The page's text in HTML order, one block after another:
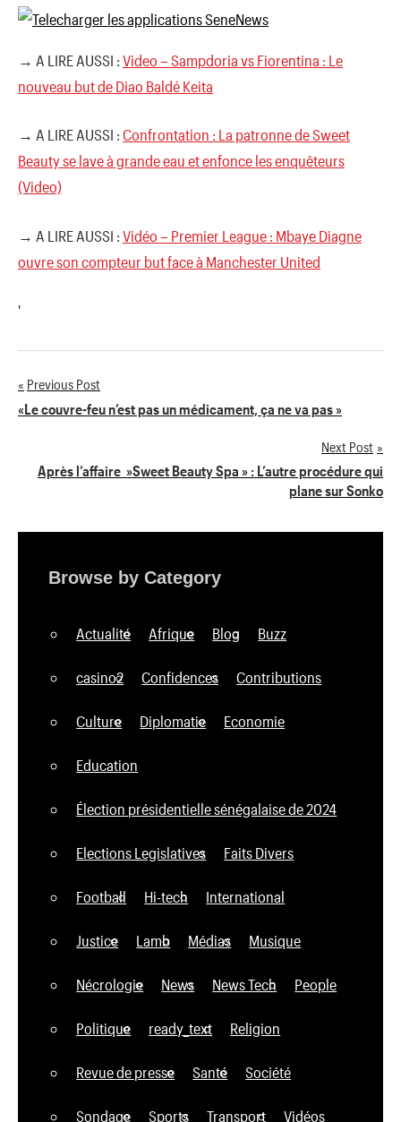
→ A LIRE AUSSI : Video – Sampdoria vs Fiorentina : Le
nouveau but de Diao Baldé Keita
→ A LIRE AUSSI : Confrontation : La patronne de Sweet
Beauty se lave à grande eau et enfonce les enquêteurs
(Video)
→ A LIRE AUSSI : Vidéo – Premier League : Mbaye Diagne
ouvre son compteur but face à Manchester United
'
Navigation
l’article
Previous Post
«Le couvre-feu n’est pas un médicament, ça ne va pas »
Next Post
Après l’affaire »Sweet Beauty Spa » : L’autre procédure qui
plane sur Sonko
Browse by Category
Actualité Afrique Blog Buzz
casino2 Confidences Contributions
Culture Diplomatie Economie
Education
Élection présidentielle sénégalaise de 2024
Elections Legislatives Faits Divers
Football Hi-tech International
Justice Lamb Médias Musique
Nécrologie News News Tech People
Politique ready_text Religion
Revue de presse Santé Société
Sondage Sports Transport Vidéos